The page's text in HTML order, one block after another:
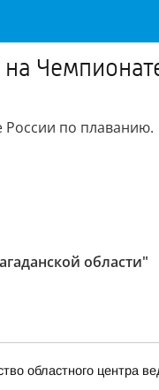
России по плаванию.
области"
областного центра